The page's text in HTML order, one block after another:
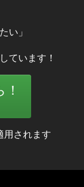
い」
ています！
用されます